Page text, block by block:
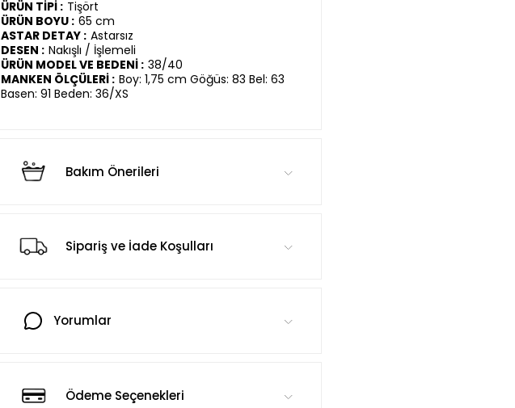
ÜRÜN TİPİ : Tişört
ÜRÜN BOYU : 65 cm
ASTAR DETAY : Astarsız
DESEN : Nakışlı / İşlemeli
ÜRÜN MODEL VE BEDENİ : 38/40
MANKEN ÖLÇÜLERİ : Boy: 1,75 cm Göğüs: 83 Bel: 63
Basen: 91 Beden: 36/XS
Bakım Önerileri
Sipariş ve İade Koşulları
Yorumlar
Ödeme Seçenekleri